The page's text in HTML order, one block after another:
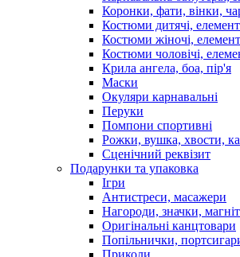
Коронки, фати, вінки,
Костюми дитячі,
Костюми жіночі,
Костюми чоловічі,
Крила ангела, боа, пір'я
Маски
Окуляри карнавальні
Перуки
Помпони спортивні
Рожки, вушка, хвости,
Сценічний реквізит
Подарунки та упаковка
Ігри
Антистреси, масажери
Нагороди, значки,
Оригінальні канцтовари
Попільнички,
Приколи